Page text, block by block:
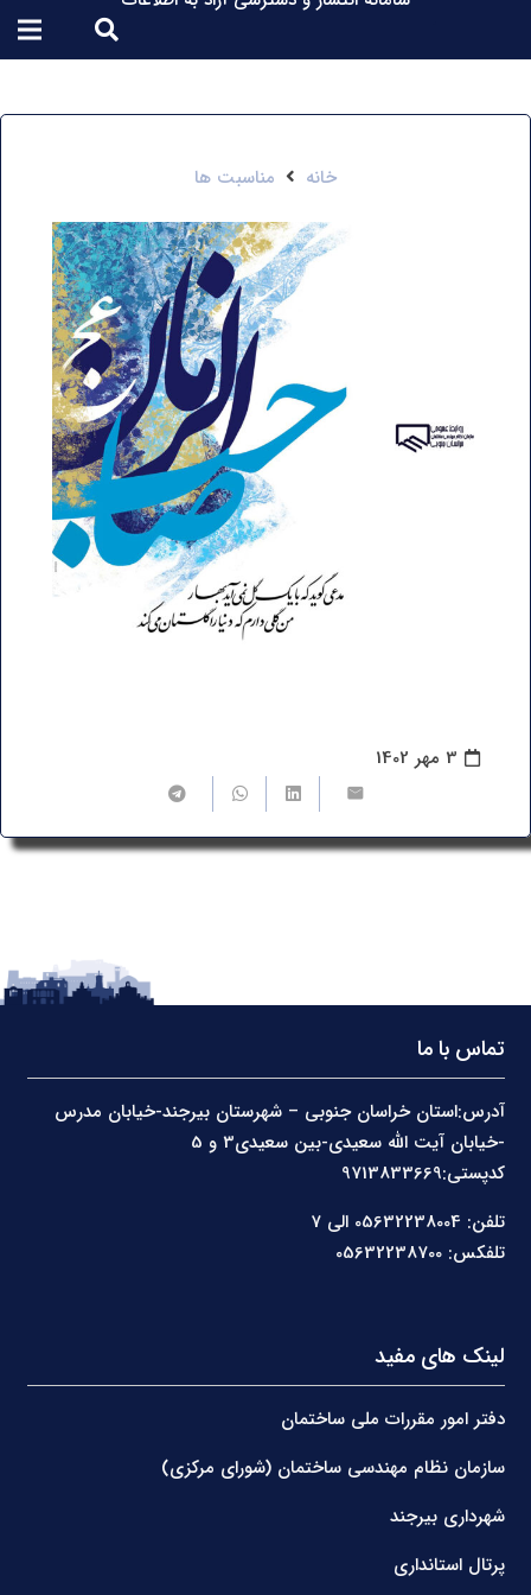
خانه مناسبت ها
3 مهر 1402
تماس با ما
آدرس:استان خراسان جنوبی – شهرستان بیرجند-خیابان مدرس
کدپستی:9713833669
تلفن: 05632238004 الی 7
تلفکس: 05632238700
لینک های مفید
دفتر امور مقررات ملی ساختمان
سازمان نظام مهندسی ساختمان (شورای مرکزی)
شهرداری بیرجند
پرتال استانداری